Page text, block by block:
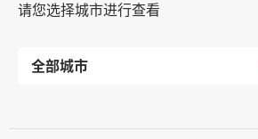
请您选择城市进行查看